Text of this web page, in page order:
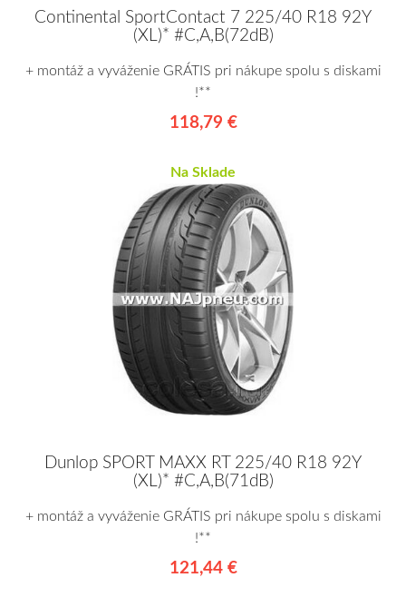
Continental SportContact 7 225/40 R18 92Y
(XL)* #C,A,B(72dB)
+ montáž a vyváženie GRÁTIS pri nákupe spolu s diskami
!**
118,79 €
Na Sklade
Dunlop SPORT MAXX RT 225/40 R18 92Y
(XL)* #C,A,B(71dB)
+ montáž a vyváženie GRÁTIS pri nákupe spolu s diskami
!**
121,44 €